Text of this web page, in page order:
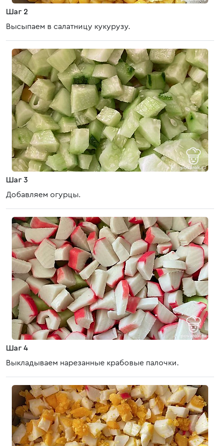
Шаг 2
Высыпаем в салатницу кукурузу.
Шаг 3
Добавляем огурцы.
Шаг 4
Выкладываем нарезанные крабовые палочки.